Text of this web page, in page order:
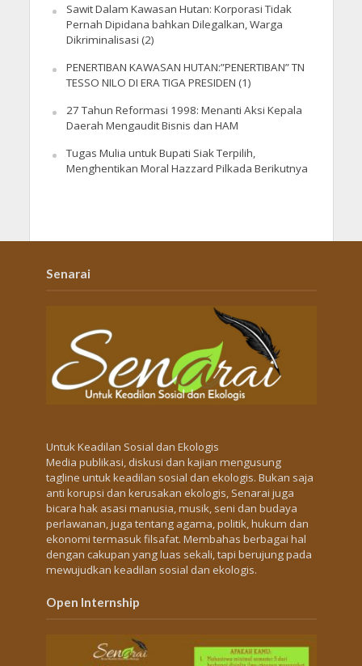
Sawit Dalam Kawasan Hutan: Korporasi Tidak
Pernah Dipidana bahkan Dilegalkan, Warga
Dikriminalisasi (2)
PENERTIBAN KAWASAN HUTAN:”PENERTIBAN” TN
TESSO NILO DI ERA TIGA PRESIDEN (1)
27 Tahun Reformasi 1998: Menanti Aksi Kepala
Daerah Mengaudit Bisnis dan HAM
Tugas Mulia untuk Bupati Siak Terpilih,
Menghentikan Moral Hazzard Pilkada Berikutnya
Senarai
Untuk Keadilan Sosial dan Ekologis
Media publikasi, diskusi dan kajian mengusung
tagline untuk keadilan sosial dan ekologis. Bukan saja
anti korupsi dan kerusakan ekologis, Senarai juga
bicara hak asasi manusia, musik, seni dan budaya
perlawanan, juga tentang agama, politik, hukum dan
ekonomi termasuk filsafat. Membahas berbagai hal
dengan cakupan yang luas sekali, tapi berujung pada
mewujudkan keadilan sosial dan ekologis.
Open Internship